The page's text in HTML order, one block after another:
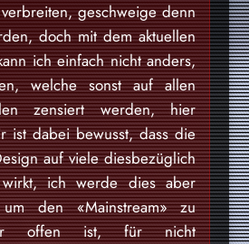
geschweige denn
doch mit dem aktuellen
ich einfach nicht anders,
welche sonst auf allen
zensiert werden, hier
ist dabei bewusst, dass die
auf viele diesbezüglich
ich werde dies aber
den «Mainstream» zu
offen ist, für nicht